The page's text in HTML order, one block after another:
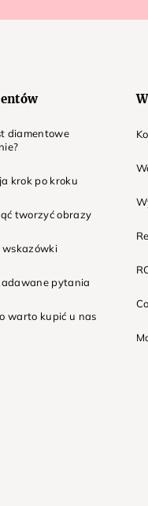
diamentowe
krok po kroku
tworzyć obrazy
wskazówki
pytania
warto kupić u nas